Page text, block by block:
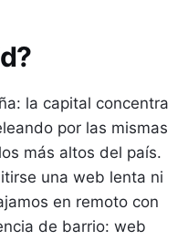
?
la capital concentra
por las mismas
más altos del país.
una web lenta ni
en remoto con
de barrio: web